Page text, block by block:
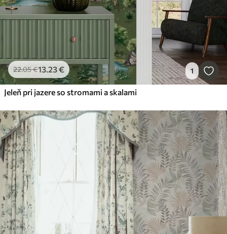
22.05€13.23€ 1
Jeleň pri jazere so stromami a skalami